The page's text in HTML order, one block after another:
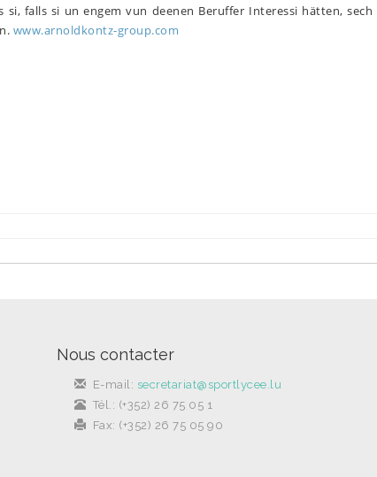
si, falls si un engem vun deenen Beruffer Interessi hätten, sech
www.arnoldkontz-group.com
Nous contacter
E-mail: secretariat@sportlycee.lu
Tél.: (+352) 26 75 05 1
Fax: (+352) 26 75 05 90